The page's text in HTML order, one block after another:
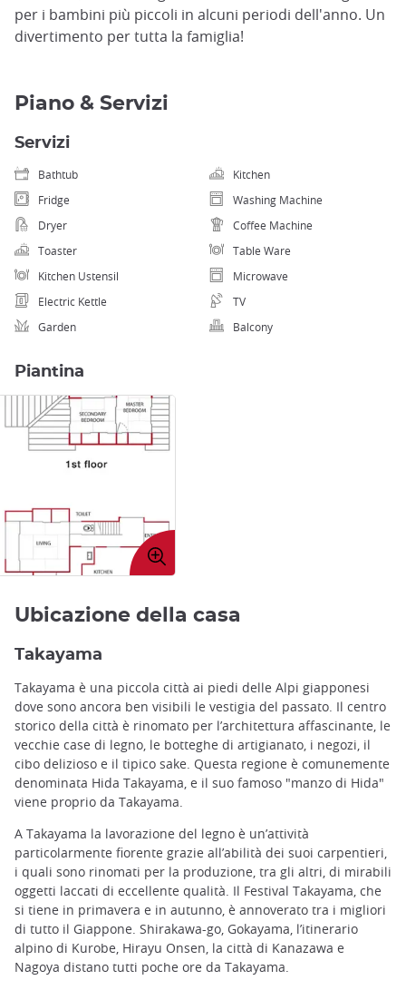
per i bambini più piccoli in alcuni periodi dell'anno. Un
divertimento per tutta la famiglia!
Piano & Servizi
Servizi
Bathtub
Kitchen
Fridge
Washing Machine
Dryer
Coffee Machine
Toaster
Table Ware
Kitchen Ustensil
Microwave
Electric Kettle
TV
Garden
Balcony
Piantina
Ingrandire
immagine
Ubicazione della casa
Takayama
Takayama è una piccola città ai piedi delle Alpi giapponesi
dove sono ancora ben visibili le vestigia del passato. Il centro
storico della città è rinomato per l’architettura affascinante, le
vecchie case di legno, le botteghe di artigianato, i negozi, il
cibo delizioso e il tipico sake. Questa regione è comunemente
denominata Hida Takayama, e il suo famoso "manzo di Hida"
viene proprio da Takayama.
A Takayama la lavorazione del legno è un’attività
particolarmente fiorente grazie all’abilità dei suoi carpentieri,
i quali sono rinomati per la produzione, tra gli altri, di mirabili
oggetti laccati di eccellente qualità. Il Festival Takayama, che
si tiene in primavera e in autunno, è annoverato tra i migliori
di tutto il Giappone. Shirakawa-go, Gokayama, l’itinerario
alpino di Kurobe, Hirayu Onsen, la città di Kanazawa e
Nagoya distano tutti poche ore da Takayama.